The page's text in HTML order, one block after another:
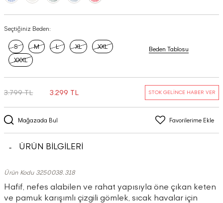
Seçtiğiniz Beden:
S M L XL
XXL
XXXL
Beden Tablosu
Mağazada Bul Favorilerime Ekle
3.799 TL 3.299 TL STOK GELİNCE HABER VER
ÜRÜN BİLGİLERİ
Ürün Kodu 3250038.318
Hafif, nefes alabilen ve rahat yapısıyla öne çıkan keten
ve pamuk karışımlı çizgili gömlek, sıcak havalar için